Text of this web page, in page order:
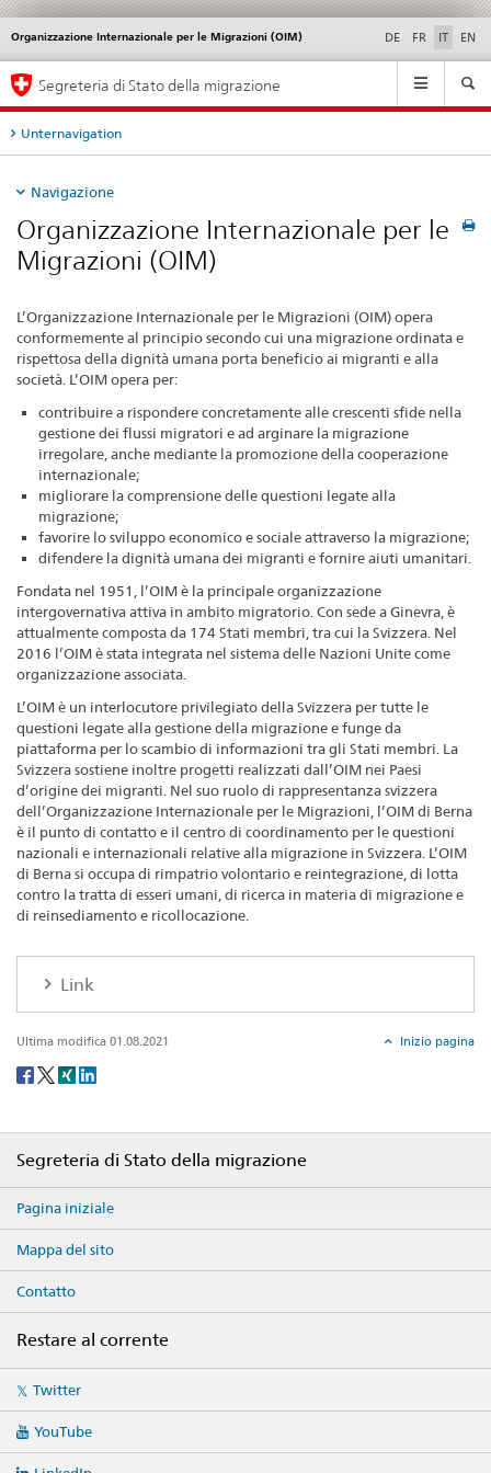
Organizzazione Internazionale per le Migrazioni (OIM) DE FR IT EN
Service
Navigation
Segreteria di Stato della migrazione
Unternavigation
Navigazione
Organizzazione Internazionale per le
Migrazioni (OIM)
L’Organizzazione Internazionale per le Migrazioni (OIM) opera
conformemente al principio secondo cui una migrazione ordinata e
rispettosa della dignità umana porta beneficio ai migranti e alla
società. L’OIM opera per:
contribuire a rispondere concretamente alle crescenti sfide nella
gestione dei flussi migratori e ad arginare la migrazione
irregolare, anche mediante la promozione della cooperazione
internazionale;
migliorare la comprensione delle questioni legate alla
migrazione;
favorire lo sviluppo economico e sociale attraverso la migrazione;
difendere la dignità umana dei migranti e fornire aiuti umanitari.
Fondata nel 1951, l’OIM è la principale organizzazione
intergovernativa attiva in ambito migratorio. Con sede a Ginevra, è
attualmente composta da 174 Stati membri, tra cui la Svizzera. Nel
2016 l’OIM è stata integrata nel sistema delle Nazioni Unite come
organizzazione associata.
L’OIM è un interlocutore privilegiato della Svizzera per tutte le
questioni legate alla gestione della migrazione e funge da
piattaforma per lo scambio di informazioni tra gli Stati membri. La
Svizzera sostiene inoltre progetti realizzati dall’OIM nei Paesi
d’origine dei migranti. Nel suo ruolo di rappresentanza svizzera
dell’Organizzazione Internazionale per le Migrazioni, l’OIM di Berna
è il punto di contatto e il centro di coordinamento per le questioni
nazionali e internazionali relative alla migrazione in Svizzera. L’OIM
di Berna si occupa di rimpatrio volontario e reintegrazione, di lotta
contro la tratta di esseri umani, di ricerca in materia di migrazione e
di reinsediamento e ricollocazione.
Link
Ultima modifica 01.08.2021 Inizio pagina
Social
Segreteria di Stato della migrazione
Pagina iniziale
Mappa del sito
Contatto
Restare al corrente
mediaTwitter
YouTube